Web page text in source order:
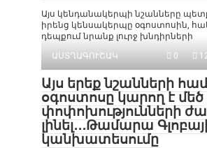
Այս կենդանակերպի նշանները
իրենց կենսակերպը օգոստոսին,
դեպքում նրանք լուրջ խնդիրների
ԱՍՏՂԱԳՈՒՇԱԿ
0
Այս երեք նշանների
օգոստոսը կարող է մեծ
փոփոխությունների
լինել․․․Թամարա
կանխատեսումը